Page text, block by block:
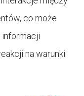
co może
na warunki